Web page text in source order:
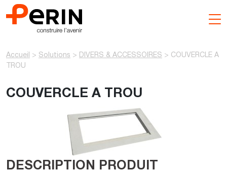
Aller
au
Accueil > Solutions > DIVERS & ACCESSOIRES > COUVERCLE A
TROU
DESCRIPTION PRODUIT
COUVERCLE A TROU